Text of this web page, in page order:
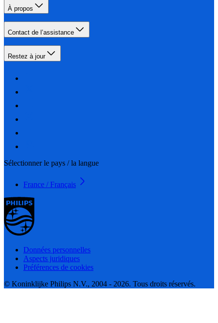
À propos
Contact de l’assistance
Restez à jour
Sélectionner le pays / la langue
France / Français
Données personnelles
Aspects juridiques
Préférences de cookies
© Koninklijke Philips N.V., 2004 - 2026. Tous droits réservés.